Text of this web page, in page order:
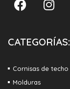
CATEGORÍAS:
Cornisas de techo
Molduras